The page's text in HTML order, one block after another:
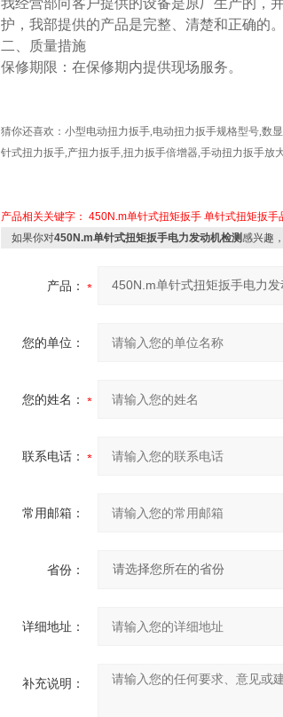
我经营部向客户提供的设备是原厂生产的，
护，我部提供的产品是完整、清楚和正确的。
二、质量措施
保修期限：在保修期内提供现场服务。
猜你还喜欢： 小型电动扭力扳手,电动扭力扳手规格型号,数
针式扭力扳手,产扭力扳手,扭力扳手倍增器,手动扭力扳手放
产品相关关键字： 450N.m单针式扭矩扳手 单针式扭矩扳手
如果你对450N.m单针式扭矩扳手电力发动机检测感兴趣
产品：
您的单位：
您的姓名：
联系电话：
常用邮箱：
省份：
详细地址：
补充说明：